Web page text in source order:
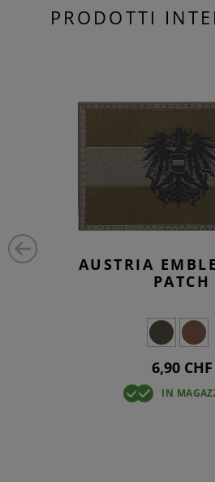
PRODOTTI
AUSTRIA
PATCH
6,90 CHF
IN